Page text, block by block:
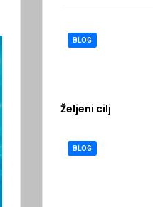
BLOG
Željeni cilj
BLOG